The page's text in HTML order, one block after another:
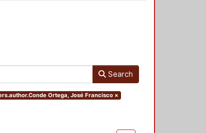
Search
Ortega, José Francisco ×